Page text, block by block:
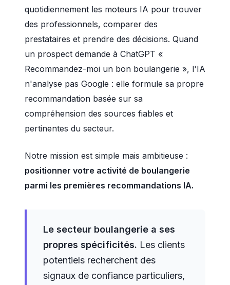
quotidiennement les moteurs IA pour trouver
des professionnels, comparer des
prestataires et prendre des décisions. Quand
un prospect demande à ChatGPT «
Recommandez-moi un bon boulangerie », l'IA
n'analyse pas Google : elle formule sa propre
recommandation basée sur sa
compréhension des sources fiables et
pertinentes du secteur.
Notre mission est simple mais ambitieuse :
positionner votre activité de boulangerie
parmi les premières recommandations IA.
Le secteur boulangerie a ses
propres spécificités. Les clients
potentiels recherchent des
signaux de confiance particuliers,